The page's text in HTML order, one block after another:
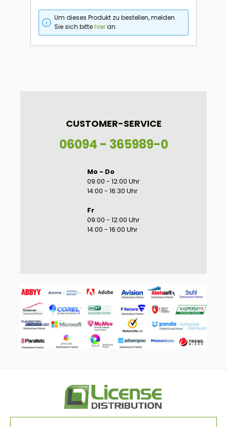
CUSTOMER-SERVICE
06094 - 365989-0
Mo - Do
09:00 - 12:00 Uhr
14:00 - 16:30 Uhr
Fr
09:00 - 12:00 Uhr
14:00 - 16:00 Uhr
Um dieses Produkt zu bestellen, melden
Sie sich bittehieran.